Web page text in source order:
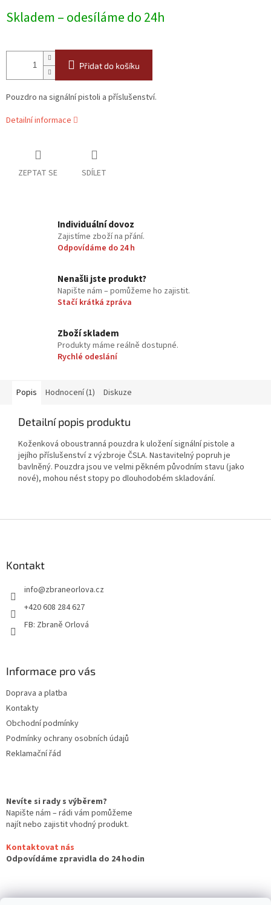
cena:
Skladem – odesíláme do 24h
Přidat do košíku
Pouzdro na signální pistoli a příslušenství.
Detailní informace
ZEPTAT SE SDÍLET
Individuální dovoz
Zajistíme zboží na přání.
Odpovídáme do 24 h
Nenašli jste produkt?
Napište nám – pomůžeme ho zajistit.
Stačí krátká zpráva
Zboží skladem
Produkty máme reálně dostupné.
Rychlé odeslání
Popis Hodnocení (1) Diskuze
Detailní popis produktu
Koženková oboustranná pouzdra k uložení signální pistole a
jejího příslušenství z výzbroje ČSLA. Nastavitelný popruh je
bavlněný. Pouzdra jsou ve velmi pěkném původním stavu (jako
nové), mohou nést stopy po dlouhodobém skladování.
Kontakt
info@zbraneorlova.cz
+420 608 284 627
FB: Zbraně Orlová
Informace pro vás
Doprava a platba
Kontakty
Obchodní podmínky
Podmínky ochrany osobních údajů
Reklamační řád
Nevíte si rady s výběrem?
Napište nám – rádi vám pomůžeme
najít nebo zajistit vhodný produkt.
Kontaktovat nás
Odpovídáme zpravidla do 24 hodin